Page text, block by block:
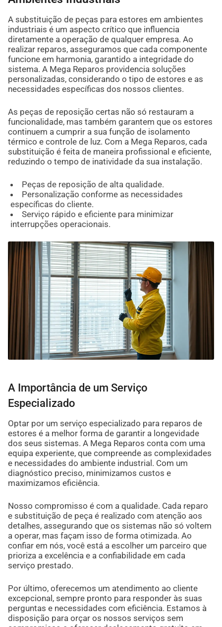
A substituição de peças para estores em ambientes
industriais é um aspecto crítico que influencia
diretamente a operação de qualquer empresa. Ao
realizar reparos, asseguramos que cada componente
funcione em harmonia, garantido a integridade do
sistema. A Mega Reparos providencia soluções
personalizadas, considerando o tipo de estores e as
necessidades específicas dos nossos clientes.
As peças de reposição certas não só restauram a
funcionalidade, mas também garantem que os estores
continuem a cumprir a sua função de isolamento
térmico e controle de luz. Com a Mega Reparos, cada
substituição é feita de maneira profissional e eficiente,
reduzindo o tempo de inatividade da sua instalação.
Peças de reposição de alta qualidade.
Personalização conforme as necessidades
específicas do cliente.
Serviço rápido e eficiente para minimizar
interrupções operacionais.
A Importância de um Serviço
Especializado
Optar por um serviço especializado para reparos de
estores é a melhor forma de garantir a longevidade
dos seus sistemas. A Mega Reparos conta com uma
equipa experiente, que compreende as complexidades
e necessidades do ambiente industrial. Com um
diagnóstico preciso, minimizamos custos e
maximizamos eficiência.
Nosso compromisso é com a qualidade. Cada reparo
e substituição de peça é realizado com atenção aos
detalhes, assegurando que os sistemas não só voltem
a operar, mas façam isso de forma otimizada. Ao
confiar em nós, você está a escolher um parceiro que
prioriza a excelência e a confiabilidade em cada
serviço prestado.
Por último, oferecemos um atendimento ao cliente
excepcional, sempre pronto para responder às suas
perguntas e necessidades com eficiência. Estamos à
disposição para orçar os nossos serviços sem